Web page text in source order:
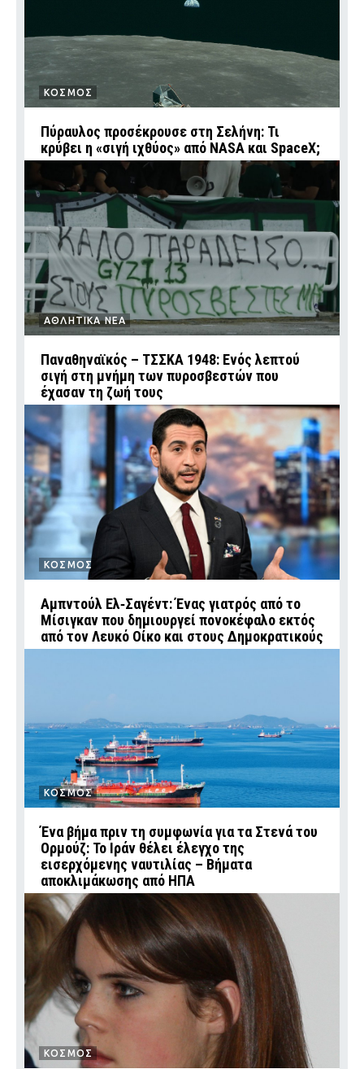
ΚΟΣΜΟΣ
Πύραυλος προσέκρουσε στη Σελήνη: Τι
κρύβει η «σιγή ιχθύος» από NASA και SpaceX;
ΑΘΛΗΤΙΚΑ ΝΕΑ
Παναθηναϊκός – ΤΣΣΚΑ 1948: Ενός λεπτού
σιγή στη μνήμη των πυροσβεστών που
έχασαν τη ζωή τους
ΚΟΣΜΟΣ
Αμπντούλ Ελ‑Σαγέντ: Ένας γιατρός από το
Μίσιγκαν που δημιουργεί πονοκέφαλο εκτός
από τον Λευκό Οίκο και στους Δημοκρατικούς
ΚΟΣΜΟΣ
Ένα βήμα πριν τη συμφωνία για τα Στενά του
Ορμούζ: Το Ιράν θέλει έλεγχο της
εισερχόμενης ναυτιλίας – Βήματα
αποκλιμάκωσης από ΗΠΑ
ΚΟΣΜΟΣ